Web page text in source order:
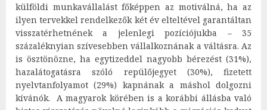
külföldi munkavállalást főképpen az motiválná, ha az
ilyen tervekkel rendelkezők két év elteltével garantáltan
visszatérhetnének a jelenlegi pozíciójukba – 35
százaléknyian szívesebben vállalkoznának a váltásra. Az
is ösztönözne, ha egytizeddel nagyobb bérezést (31%),
hazalátogatásra szóló repülőjegyet (30%), fizetett
nyelvtanfolyamot (29%) kapnának a máshol dolgozni
kívánók. A magyarok körében is a korábbi állásba való